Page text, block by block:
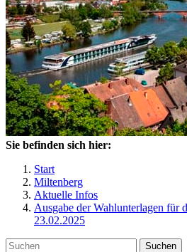
Sie befinden sich hier:
Start
Miltenberg
Aktuelle Infos
Ausgabe der Wahlunterlagen für
23.02.2025
Suchen